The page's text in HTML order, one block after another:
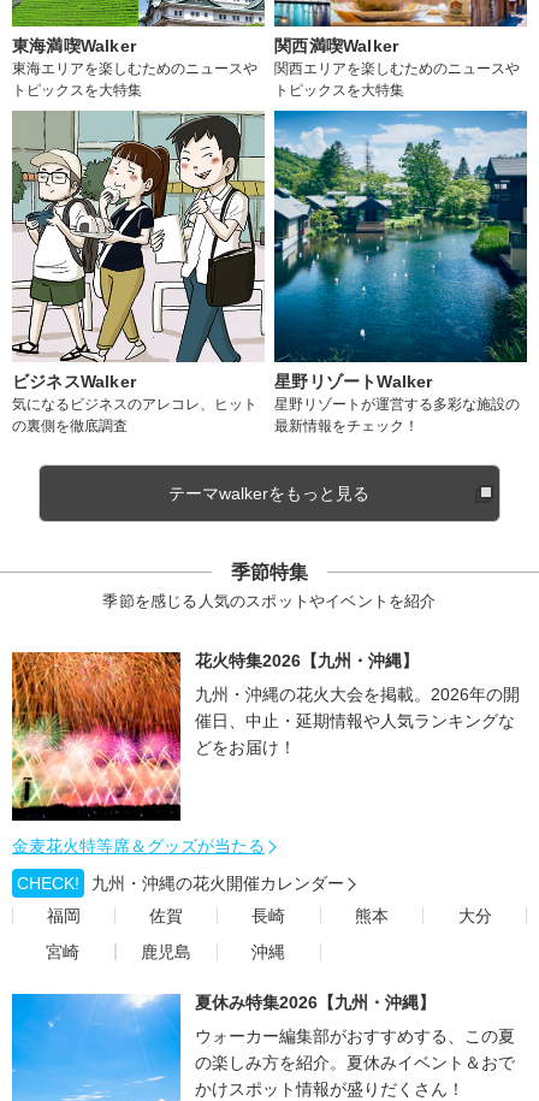
東海満喫Walker
東海エリアを楽しむためのニュースや
トピックスを大特集
関西満喫Walker
関西エリアを楽しむためのニュースや
トピックスを大特集
ビジネスWalker
気になるビジネスのアレコレ、ヒット
の裏側を徹底調査
星野リゾートWalker
星野リゾートが運営する多彩な施設の
最新情報をチェック！
テーマwalkerをもっと見る
季節特集
季節を感じる人気のスポットやイベントを紹介
花火特集2026【九州・沖縄】
九州・沖縄の花火大会を掲載。2026年の開
催日、中止・延期情報や人気ランキングな
どをお届け！
金麦花火特等席＆グッズが当たる
CHECK!
九州・沖縄の花火開催カレンダー
福岡
佐賀 長崎 熊本
大分
宮崎
鹿児島 沖縄
夏休み特集2026【九州・沖縄】
ウォーカー編集部がおすすめする、この夏
の楽しみ方を紹介。夏休みイベント＆おで
かけスポット情報が盛りだくさん！